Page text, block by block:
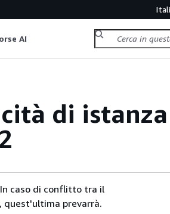
AI
di
caso di conflitto tra il
quest'ultima prevarrà.